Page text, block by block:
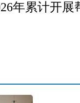
年累计开展